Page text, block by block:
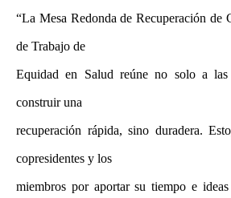
“La Mesa Redonda de Recuperación
de Trabajo de
Equidad en Salud reúne no solo a las
construir una
recuperación rápida, sino duradera.
copresidentes y los
miembros por aportar su tiempo e